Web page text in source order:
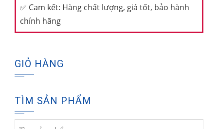
✅ Cam kết: Hàng chất lượng, giá tốt, bảo hành
chính hãng
GIỎ HÀNG
TÌM SẢN PHẨM
Tìm